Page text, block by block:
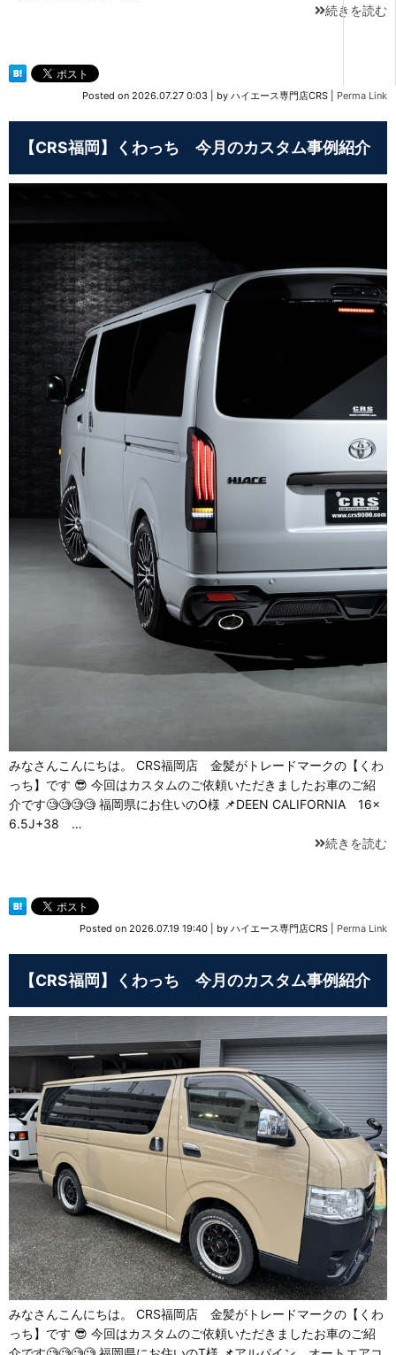
続きを読む
Posted on 2026.07.27 0:03 by ハイエース専門店CRS Perma Link
【CRS福岡】くわっち 今月のカスタム事例紹介
みなさんこんにちは。 CRS福岡店 金髪がトレードマークの【くわ
っち】です 😎 今回はカスタムのご依頼いただきましたお車のご紹
介です🧐🧐🧐🧐 福岡県にお住いのO様 📌DEEN CALIFORNIA 16×
6.5J+38 …
続きを読む
Posted on 2026.07.19 19:40 by ハイエース専門店CRS Perma Link
【CRS福岡】くわっち 今月のカスタム事例紹介
みなさんこんにちは。 CRS福岡店 金髪がトレードマークの【くわ
っち】です 😎 今回はカスタムのご依頼いただきましたお車のご紹